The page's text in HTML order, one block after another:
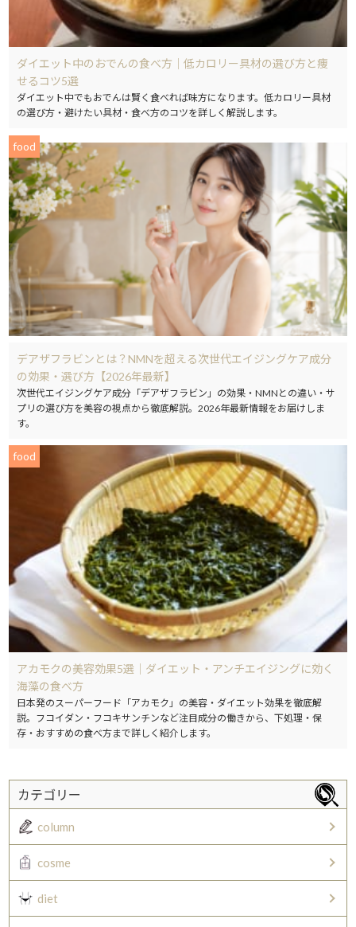
ダイエット中のおでんの食べ方｜低カロリー具材の選び方と痩
せるコツ5選
ダイエット中でもおでんは賢く食べれば味方になります。低カロリー具材
の選び方・避けたい具材・食べ方のコツを詳しく解説します。
food
デアザフラビンとは？NMNを超える次世代エイジングケア成分
の効果・選び方【2026年最新】
次世代エイジングケア成分「デアザフラビン」の効果・NMNとの違い・サ
プリの選び方を美容の視点から徹底解説。2026年最新情報をお届けしま
す。
food
アカモクの美容効果5選｜ダイエット・アンチエイジングに効く
海藻の食べ方
日本発のスーパーフード「アカモク」の美容・ダイエット効果を徹底解
説。フコイダン・フコキサンチンなど注目成分の働きから、下処理・保
存・おすすめの食べ方まで詳しく紹介します。
カテゴリー
column
cosme
diet